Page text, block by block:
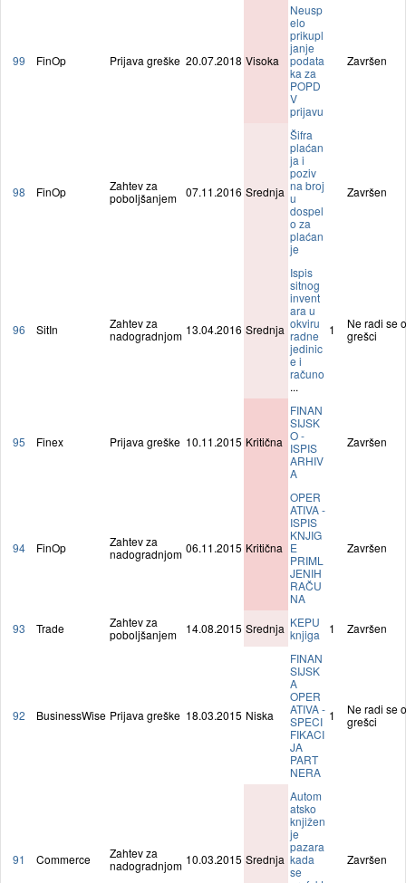
99 FinOp Prijava greške 20.07.2018 Visoka
Neusp
elo
prikupl
janje
podata
ka za
POPD
V
prijavu
Završen
98 FinOp
Zahtev za
poboljšanjem 07.11.2016 Srednja
Šifra
plaćan
ja i
poziv
na broj
u
dospel
o za
plaćan
je
Završen
96 SitIn
Zahtev za
nadogradnjom 13.04.2016 Srednja
Ispis
sitnog
invent
ara u
okviru
radne
jedinic
e i
računo
...
1
Ne radi se o
grešci
95 Finex Prijava greške 10.11.2015 Kritična
FINAN
SIJSK
O -
ISPIS
ARHIV
A
Završen
94 FinOp
Zahtev za
nadogradnjom 06.11.2015 Kritična
OPER
ATIVA -
ISPIS
KNJIG
E
PRIML
JENIH
RAČU
NA
Završen
93 Trade
Zahtev za
poboljšanjem
14.08.2015 Srednja KEPU
knjiga
1 Završen
92 BusinessWise Prijava greške 18.03.2015 Niska
FINAN
SIJSK
A
OPER
ATIVA -
SPECI
FIKACI
JA
PART
NERA
1
Ne radi se o
grešci
91 Commerce
Zahtev za
nadogradnjom 10.03.2015 Srednja
Autom
atsko
knjižen
je
pazara
kada
se
Završen